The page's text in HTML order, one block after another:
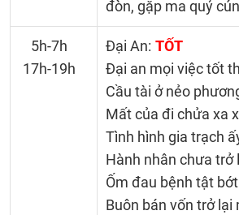
đòn, gặp ma quỷ
5h-7h
17h-19h
Đại An: TỐT
Đại an mọi việc tốt
Cầu tài ở nẻo
Mất của đi chửa xa
Tình hình gia trạch
Hành nhân chưa trở
Ốm đau bệnh tật
Buôn bán vốn trở lại